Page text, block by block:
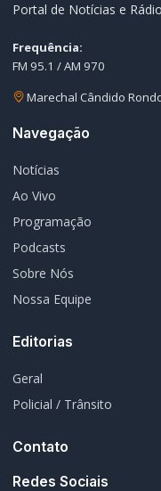
Portal de Notícias e Rádio
Frequência:
FM 95.1 / AM 970
Marechal Cândido
Navegação
Notícias
Ao Vivo
Programação
Podcasts
Sobre Nós
Nossa Equipe
Editorias
Geral
Policial / Trânsito
Contato
Redes Sociais